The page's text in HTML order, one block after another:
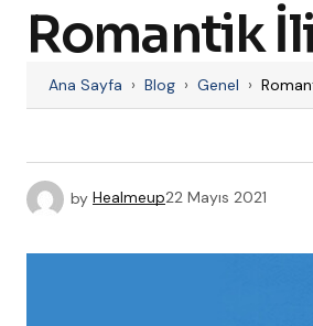
Romantik
Ana Sayfa › Blog › Genel ›
by Healmeup22 Mayıs 2021